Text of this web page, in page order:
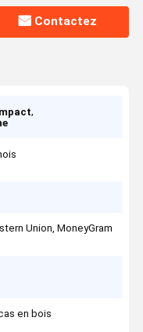
Contactez
,
Union, MoneyGram
en bois